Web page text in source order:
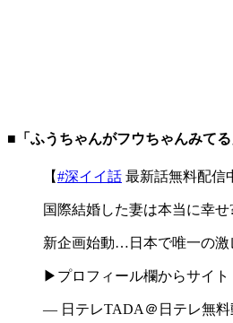
■「ふうちゃんがフウちゃんみて
【#深イイ話 最新話無料配信
国際結婚した妻は本当に幸
新企画始動…日本で唯一の激
▶プロフィール欄からサイ
— 日テレTADA＠日テレ無料